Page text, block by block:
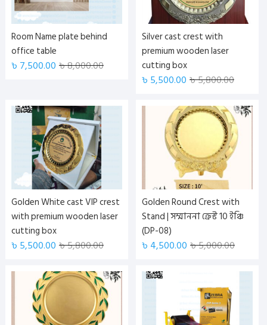
Room Name plate behind
office table
৳8,000.00
৳ 7,500.00
Silver cast crest with
premium wooden laser
cutting box
৳5,800.00
৳ 5,500.00
Golden White cast VIP crest
with premium wooden laser
cutting box
৳5,800.00
৳ 5,500.00
Golden Round Crest with
Stand | সম্মাননা ক্রেস্ট 10 ইঞ্চি
(DP-08)
৳5,000.00
৳ 4,500.00